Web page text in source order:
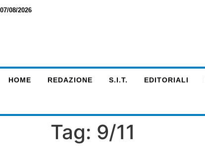
07/08/2026
HOME REDAZIONE S.I.T. EDITORIALI
Tag: 9/11